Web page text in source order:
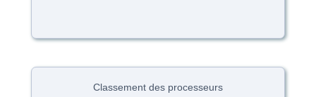
Classement des processeurs